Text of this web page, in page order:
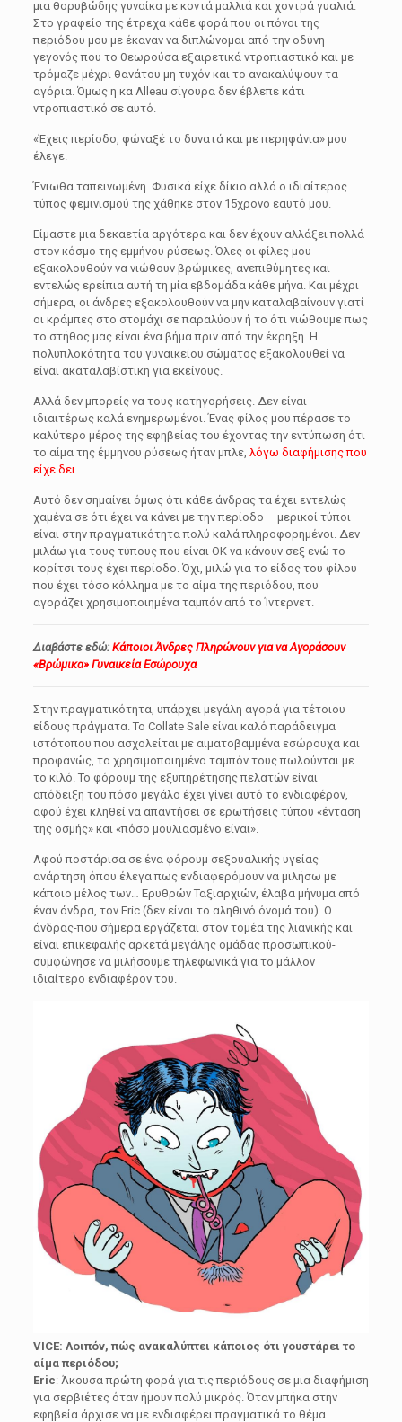
μια θορυβώδης γυναίκα με κοντά μαλλιά και χοντρά γυαλιά.
Στο γραφείο της έτρεχα κάθε φορά που οι πόνοι της
περιόδου μου με έκαναν να διπλώνομαι από την οδύνη –
γεγονός που το θεωρούσα εξαιρετικά ντροπιαστικό και με
τρόμαζε μέχρι θανάτου μη τυχόν και το ανακαλύψουν τα
αγόρια. Όμως η κα Alleau σίγουρα δεν έβλεπε κάτι
ντροπιαστικό σε αυτό.
«Έχεις περίοδο, φώναξέ το δυνατά και με περηφάνια» μου
έλεγε.
Ένιωθα ταπεινωμένη. Φυσικά είχε δίκιο αλλά ο ιδιαίτερος
τύπος φεμινισμού της χάθηκε στον 15χρονο εαυτό μου.
Είμαστε μια δεκαετία αργότερα και δεν έχουν αλλάξει πολλά
στον κόσμο της εμμήνου ρύσεως. Όλες οι φίλες μου
εξακολουθούν να νιώθουν βρώμικες, ανεπιθύμητες και
εντελώς ερείπια αυτή τη μία εβδομάδα κάθε μήνα. Και μέχρι
σήμερα, οι άνδρες εξακολουθούν να μην καταλαβαίνουν γιατί
οι κράμπες στο στομάχι σε παραλύουν ή το ότι νιώθουμε πως
το στήθος μας είναι ένα βήμα πριν από την έκρηξη. Η
πολυπλοκότητα του γυναικείου σώματος εξακολουθεί να
είναι ακαταλαβίστικη για εκείνους.
Αλλά δεν μπορείς να τους κατηγορήσεις. Δεν είναι
ιδιαιτέρως καλά ενημερωμένοι. Ένας φίλος μου πέρασε το
καλύτερο μέρος της εφηβείας του έχοντας την εντύπωση ότι
το αίμα της έμμηνου ρύσεως ήταν μπλε, λόγω διαφήμισης που
είχε δει.
Αυτό δεν σημαίνει όμως ότι κάθε άνδρας τα έχει εντελώς
χαμένα σε ότι έχει να κάνει με την περίοδο – μερικοί τύποι
είναι στην πραγματικότητα πολύ καλά πληροφορημένοι. Δεν
μιλάω για τους τύπους που είναι ΟΚ να κάνουν σεξ ενώ το
κορίτσι τους έχει περίοδο. Όχι, μιλώ για το είδος του φίλου
που έχει τόσο κόλλημα με το αίμα της περιόδου, που
αγοράζει χρησιμοποιημένα ταμπόν από το Ίντερνετ.
Διαβάστε εδώ: Κάποιοι Άνδρες Πληρώνουν για να Αγοράσουν
«Βρώμικα» Γυναικεία Εσώρουχα
Στην πραγματικότητα, υπάρχει μεγάλη αγορά για τέτοιου
είδους πράγματα. Το Collate Sale είναι καλό παράδειγμα
ιστότοπου που ασχολείται με αιματοβαμμένα εσώρουχα και
προφανώς, τα χρησιμοποιημένα ταμπόν τους πωλούνται με
το κιλό. Το φόρουμ της εξυπηρέτησης πελατών είναι
απόδειξη του πόσο μεγάλο έχει γίνει αυτό το ενδιαφέρον,
αφού έχει κληθεί να απαντήσει σε ερωτήσεις τύπου «ένταση
της οσμής» και «πόσο μουλιασμένο είναι».
Αφού ποστάρισα σε ένα φόρουμ σεξουαλικής υγείας
ανάρτηση όπου έλεγα πως ενδιαφερόμουν να μιλήσω με
κάποιο μέλος των… Ερυθρών Ταξιαρχιών, έλαβα μήνυμα από
έναν άνδρα, τον Eric (δεν είναι το αληθινό όνομά του). Ο
άνδρας-που σήμερα εργάζεται στον τομέα της λιανικής και
είναι επικεφαλής αρκετά μεγάλης ομάδας προσωπικού-
συμφώνησε να μιλήσουμε τηλεφωνικά για το μάλλον
ιδιαίτερο ενδιαφέρον του.
VICE: Λοιπόν, πώς ανακαλύπτει κάποιος ότι γουστάρει το
αίμα περιόδου;
Eric: Άκουσα πρώτη φορά για τις περιόδους σε μια διαφήμιση
για σερβιέτες όταν ήμουν πολύ μικρός. Όταν μπήκα στην
εφηβεία άρχισε να με ενδιαφέρει πραγματικά το θέμα.